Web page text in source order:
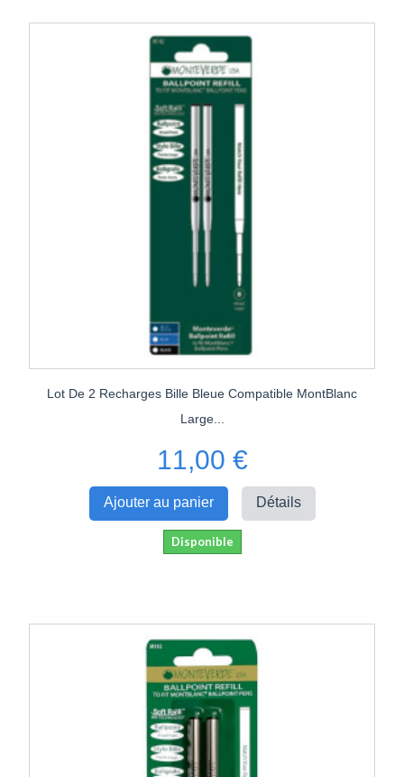
Lot De 2 Recharges Bille Bleue Compatible MontBlanc
Large...
11,00 €
Ajouter au panier Détails
Disponible